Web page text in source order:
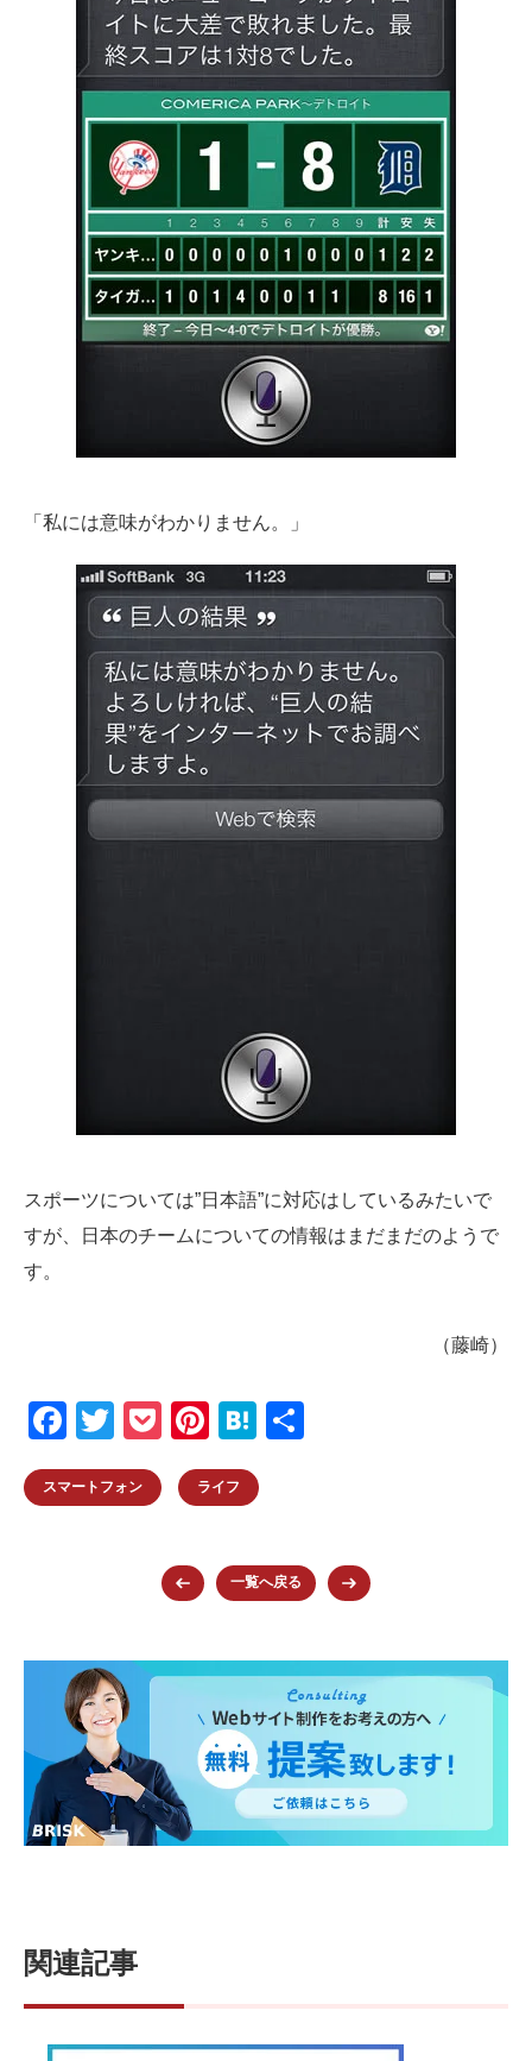
「私には意味がわかりません。」
スポーツについては”日本語”に対応はしているみたいで
すが、日本のチームについての情報はまだまだのようで
す。
（藤崎）
F
a
c
k
T
wi
tt
P
ck
Pi
nt
er
st
H
e
a
スマートフォン ライフ
一覧へ戻る
関連記事